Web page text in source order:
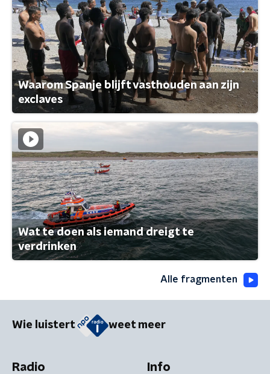
Waarom Spanje blijft vasthouden aan zijn
exclaves
Wat te doen als iemand dreigt te
verdrinken
Alle fragmenten
Wie luistert weet meer
Radio Info